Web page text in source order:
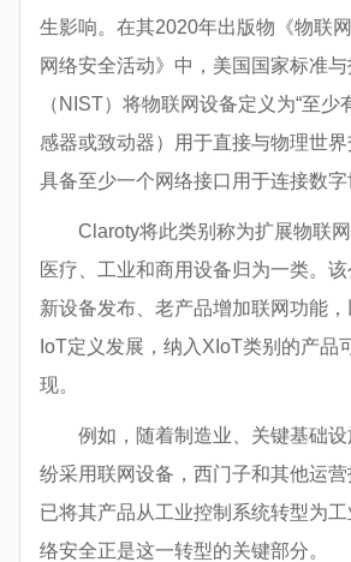
生影响。在其2020年出版物《物联
网络安全活动》中，美国国家标准
（NIST）将物联网设备定义为“至
感器或致动器）用于直接与物理世
具备至少一个网络接口用于连接数字
Claroty将此类别称为扩展物联
医疗、工业和商用设备归为一类。
新设备发布、老产品增加联网功能
IoT定义发展，纳入XIoT类别的产品
现。
例如，随着制造业、关键基础
纷采用联网设备，西门子和其他运营
已将其产品从工业控制系统转型为
络安全正是这一转型的关键部分。